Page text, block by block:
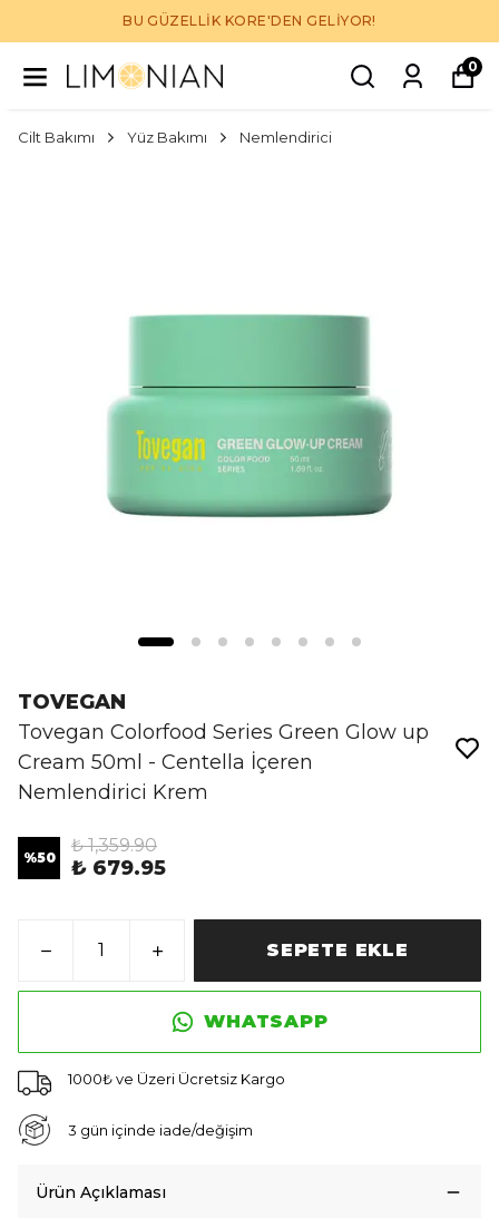
BU GÜZELLİK KORE'DEN GELİYOR!
0
Cilt Bakımı Yüz Bakımı Nemlendirici
TOVEGAN
Tovegan Colorfood Series Green Glow up
Cream 50ml - Centella İçeren
Nemlendirici Krem
%50
₺ 1,359.90
₺ 679.95
SEPETE EKLE
WHATSAPP
1000₺ ve Üzeri Ücretsiz Kargo
3 gün içinde iade/değişim
Ürün Açıklaması